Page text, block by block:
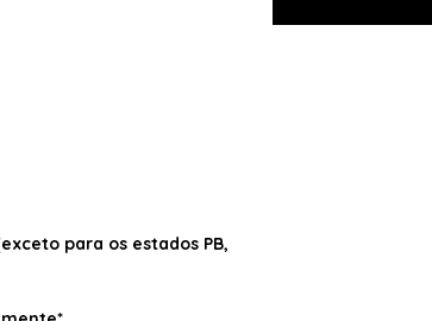
para os estados PB,